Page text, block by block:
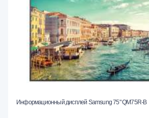
Информационный дисплей Samsung 75" QM75R-B